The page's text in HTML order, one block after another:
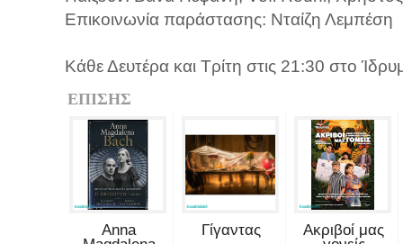
Επικοινωνία παράστασης: Νταίζη Λεμπέση
Κάθε Δευτέρα και Τρίτη στις 21:30 στο
ΕΠΙΣΗΣ
Anna
Γίγαντας
Ακριβοί μας